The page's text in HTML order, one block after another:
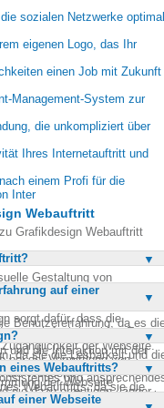
sozialen Netzwerke optimal
eigenen Logo, das Ihr
einen Job mit Zukunft
Management-System zur
die unkompliziert über
Ihres Internetauftritt und
einem Profi für die
Inter
Webauftritt
Grafikdesign Webauftritt
Gestaltung von
und Bildmaterial. Es zielt
schaffen und die
sorgt dafür, dass die
auch funktional ist. Es
der Webseite.
bei der Vermittlung von
die Webseite.
auf einer
Benutzererfahrung, da es
bestimmt. Ein gut
und die Interaktion mit der
der Nutzer zu lenken
und
sie dazu ermutigen, länger
effektives Grafikdesign
da sie die Lesbarkeit und
der richtigen Schriftarten
der Webseite
dafür, dass Texte leicht
eines Webauftritts?
Webauftritts, da sie die
beeinflusst. Farben können
einer Webseite